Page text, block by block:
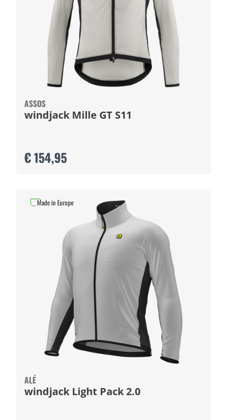
ASSOS
windjack Mille GT S11
€ 154,95
ALÉ
windjack Light Pack 2.0
Made in Europe